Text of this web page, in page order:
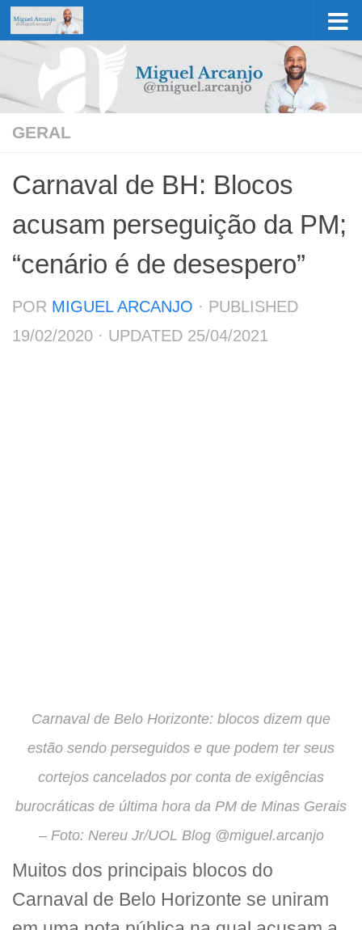
Skip to content
GERAL
Carnaval de BH: Blocos
acusam perseguição da PM;
“cenário é de desespero”
POR MIGUEL ARCANJO · PUBLISHED
19/02/2020 · UPDATED 25/04/2021
Carnaval de Belo Horizonte: blocos dizem que
estão sendo perseguidos e que podem ter seus
cortejos cancelados por conta de exigências
burocráticas de última hora da PM de Minas Gerais
– Foto: Nereu Jr/UOL Blog @miguel.arcanjo
Muitos dos principais blocos do
Carnaval de Belo Horizonte se uniram